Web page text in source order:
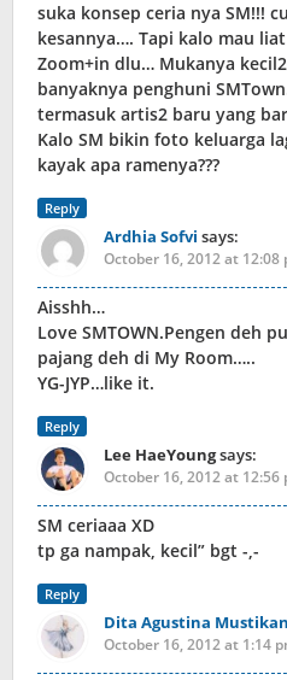
suka konsep ceria nya SM!!!
kesannya…. Tapi kalo mau
Zoom+in dlu… Mukanya
banyaknya penghuni
termasuk artis2 baru yang
Kalo SM bikin foto keluarga
kayak apa ramenya???
Reply
Ardhia Sofvi says:
October 16, 2012 at 12:08
Aisshh…
Love SMTOWN.Pengen deh
pajang deh di My Room…..
YG-JYP…like it.
Reply
Lee HaeYoungsays:
October 16, 2012 at 12:56
SM ceriaaa XD
tp ga nampak, kecil” bgt -,-
Reply
Dita Agustina
October 16, 2012 at 1:14